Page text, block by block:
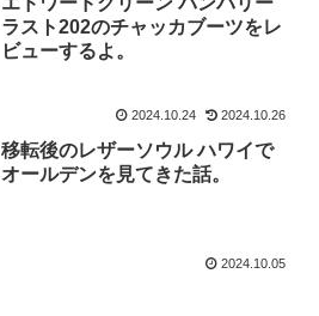
ラスト202のチャッカブーツをレ
ビューするよ。
2024.10.24 2024.10.26
移転後のレザーソウル ハワイで
オールデンを見てきた話。
2024.10.05